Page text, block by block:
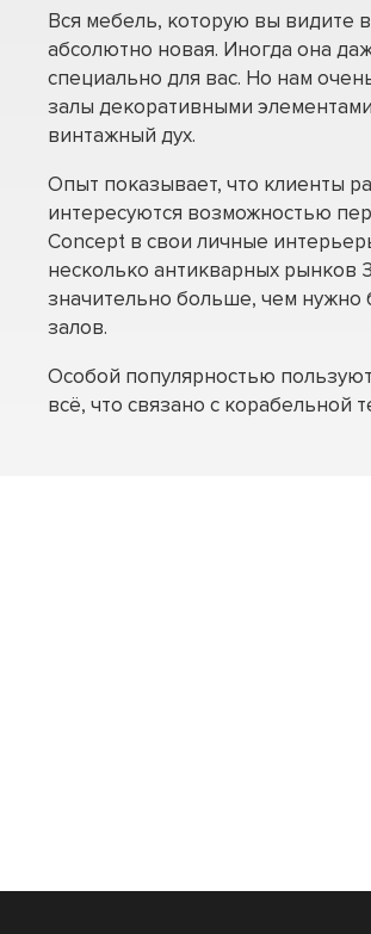
Вся мебель, которую вы видите
абсолютно новая. Иногда она
специально для вас. Но нам
залы декоративными
винтажный дух.
Опыт показывает, что клиенты
интересуются возможностью
Concept в свои личные
несколько антикварных рынков
значительно больше, чем
залов.
Особой популярностью
всё, что связано с корабельной